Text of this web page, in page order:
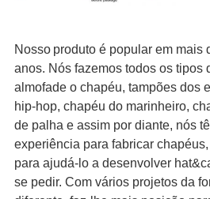
Nosso produto é popular em mais
anos. Nós fazemos todos os tipos
almofade o chapéu, tampões dos
hip-hop, chapéu do marinheiro,
de palha e assim por diante, nós
experiência para fabricar
para ajudá-lo a desenvolver
se pedir. Com vários projetos da